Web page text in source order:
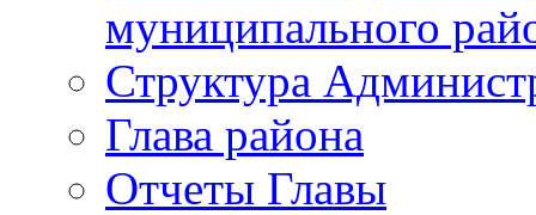
муниципального
Структура
Глава района
Отчеты Главы